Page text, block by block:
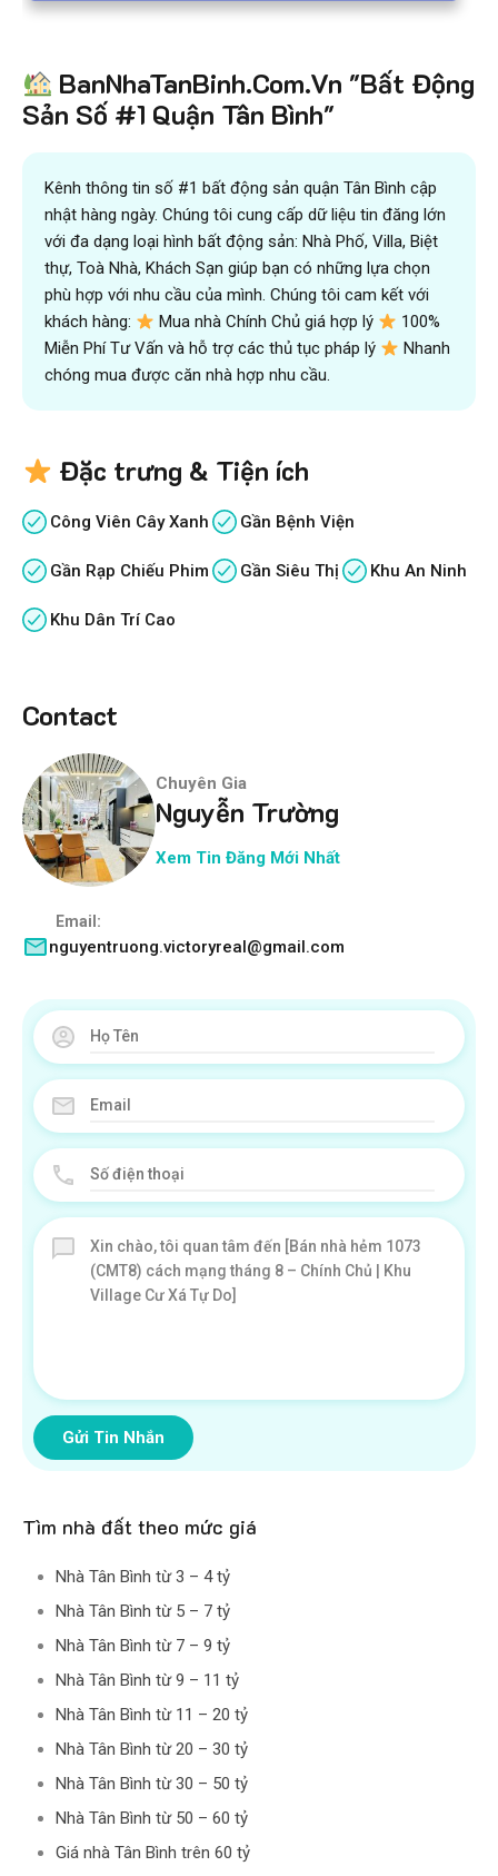
BanNhaTanBinh.Com.Vn "Bất Động
Sản Số #1 Quận Tân Bình"
Kênh thông tin số #1 bất động sản quận Tân Bình cập
nhật hàng ngày. Chúng tôi cung cấp dữ liệu tin đăng lớn
với đa dạng loại hình bất động sản: Nhà Phố, Villa, Biệt
thự, Toà Nhà, Khách Sạn giúp bạn có những lựa chọn
phù hợp với nhu cầu của mình. Chúng tôi cam kết với
khách hàng:
Mua nhà Chính Chủ giá hợp lý
100%
Miễn Phí Tư Vấn và hỗ trợ các thủ tục pháp lý
Nhanh
chóng mua được căn nhà hợp nhu cầu.
Đặc trưng & Tiện ích
Công Viên Cây Xanh Gần Bệnh Viện
Gần Rạp Chiếu Phim Gần Siêu Thị Khu An Ninh
Khu Dân Trí Cao
Contact
Chuyên Gia
Nguyễn Trường
Xem Tin Đăng Mới Nhất
Email:
nguyentruong.victoryreal@gmail.com
Gửi Tin Nhắn
Tìm nhà đất theo mức giá
Nhà Tân Bình từ 3 – 4 tỷ
Nhà Tân Bình từ 5 – 7 tỷ
Nhà Tân Bình từ 7 – 9 tỷ
Nhà Tân Bình từ 9 – 11 tỷ
Nhà Tân Bình từ 11 – 20 tỷ
Nhà Tân Bình từ 20 – 30 tỷ
Nhà Tân Bình từ 30 – 50 tỷ
Nhà Tân Bình từ 50 – 60 tỷ
Giá nhà Tân Bình trên 60 tỷ